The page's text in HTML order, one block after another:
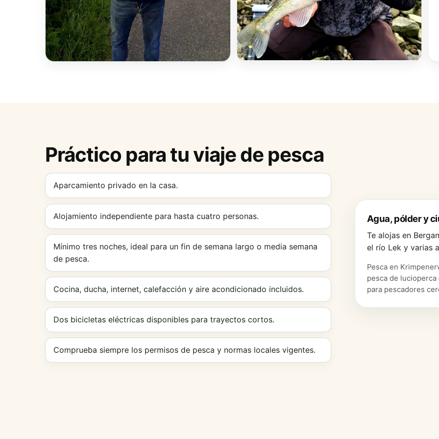
Práctico para tu viaje de pesca
Aparcamiento privado en la casa.
Alojamiento independiente para hasta cuatro personas.
Mínimo tres noches, ideal para un fin de semana largo o media semana
de pesca.
Cocina, ducha, internet, calefacción y aire acondicionado incluidos.
Dos bicicletas eléctricas disponibles para trayectos cortos.
Comprueba siempre los permisos de pesca y normas locales vigentes.
Agua, pólder y
Te alojas en
el río Lek y varias
Pesca en
pesca de lucioperca
para pescadores